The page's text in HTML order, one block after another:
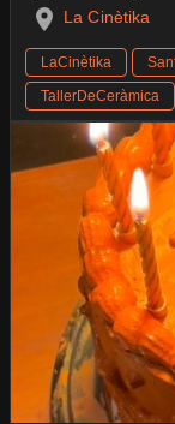
La Cinètika
LaCinètika
TallerDeCeràmica